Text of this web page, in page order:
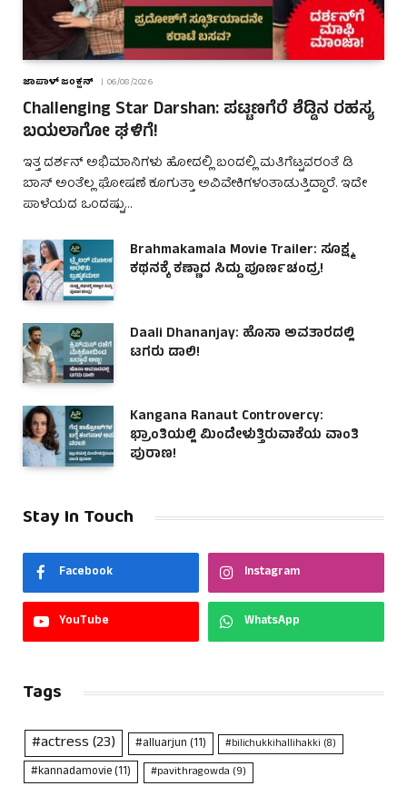
ಜಾಪಾಳ್ ಜಂಕ್ಷನ್ 06/08/2026
Challenging Star Darshan: ಪಟ್ಟಣಗೆರೆ ಶೆಡ್ಡಿನ ರಹಸ್ಯ
ಬಯಲಾಗೋ ಘಳಿಗೆ!
ಇತ್ತ ದರ್ಶನ್ ಅಭಿಮಾನಿಗಳು ಹೋದಲ್ಲಿ ಬಂದಲ್ಲಿ ಮತಿಗೆಟ್ಟವರಂತೆ ಡಿ
ಬಾಸ್ ಅಂತೆಲ್ಲ ಘೋಷಣೆ ಕೂಗುತ್ತಾ ಅವಿವೇಕಿಗಳಂತಾಡುತ್ತಿದ್ದಾರೆ. ಇದೇ
ಪಾಳೆಯದ ಒಂದಷ್ಟು…
Brahmakamala Movie Trailer: ಸೂಕ್ಷ್ಮ
ಕಥನಕ್ಕೆ ಕಣ್ಣಾದ ಸಿದ್ದು ಪೂರ್ಣಚಂದ್ರ!
Daali Dhananjay: ಹೊಸಾ ಅವತಾರದಲ್ಲಿ
ಟಗರು ಡಾಲಿ!
Kangana Ranaut Controvercy:
ಭ್ರಾಂತಿಯಲ್ಲಿ ಮಿಂದೇಳುತ್ತಿರುವಾಕೆಯ ವಾಂತಿ
ಪುರಾಣ!
Stay In Touch
Facebook Instagram
YouTube WhatsApp
Tags
#actress(23) #alluarjun(11) #bilichukkihallihakki (8)
#kannadamovie(11) #pavithragowda (9)